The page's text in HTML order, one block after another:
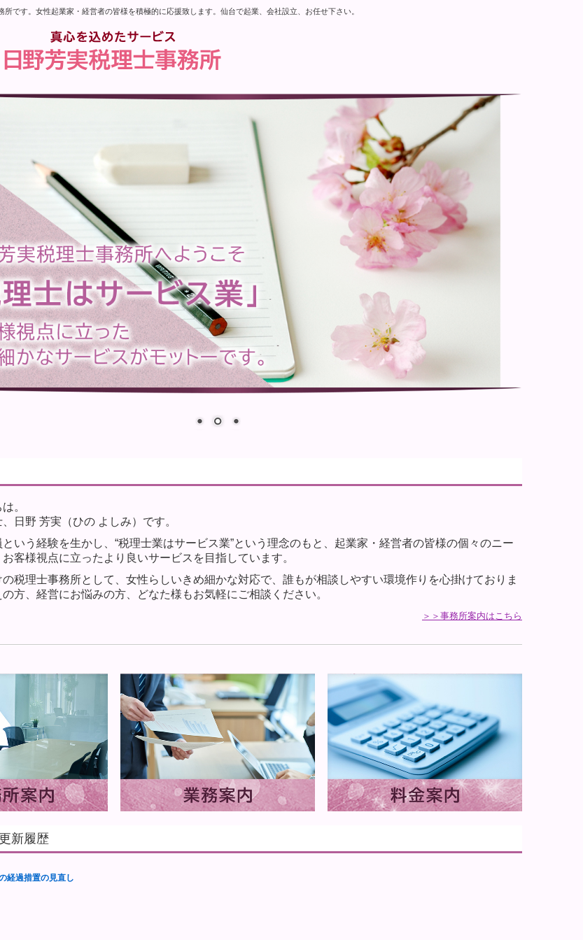
です。女性起業家・経営者の皆様を積極的に応援致します。仙台で起業、会社設立、お任せ下さい。
。
日野 芳実（ひの よしみ）です。
いう経験を生かし、“税理士業はサービス業”という理念のもと、起業家・経営者の皆様の個々のニー
客様視点に立ったより良いサービスを目指しています。
税理士事務所として、女性らしいきめ細かな対応で、誰もが相談しやすい環境作りを心掛けておりま
方、経営にお悩みの方、どなた様もお気軽にご相談ください。
＞＞事務所案内はこちら
新履歴